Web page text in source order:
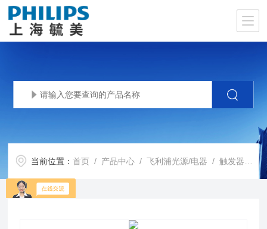
当前位置：首页 / 产品中心 /飞利浦光源/电器 /触发器 / 飞